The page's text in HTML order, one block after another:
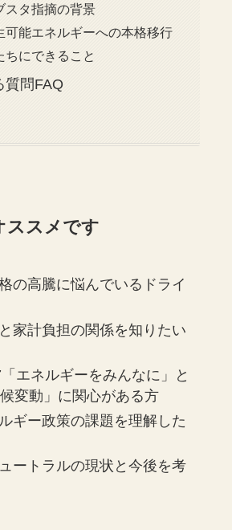
スタ指摘の背景
可能エネルギーへの本格移行
ちにできること
質問FAQ
ススメです
の高騰に悩んでいるドライ
家計負担の関係を知りたい
エネルギーをみんなに」と
変動」に関心がある方
ギー政策の課題を理解した
ートラルの現状と今後を考